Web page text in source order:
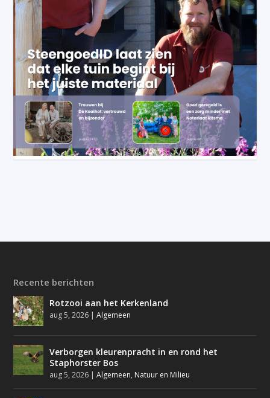
Recente berichten
Rotzooi aan het Kerkenland
aug 5, 2026 |Algemeen
Verborgen kleurenpracht in en rond het
Staphorster Bos
aug 5, 2026 |Algemeen, Natuur en Milieu